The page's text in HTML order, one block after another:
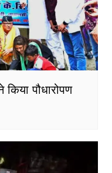
पौधारोपण